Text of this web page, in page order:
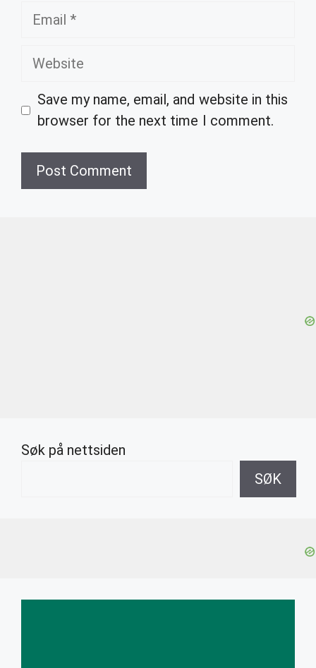
Email
Website
Save my name, email, and website in this
browser for the next time I comment.
Søk på nettsiden
SØK